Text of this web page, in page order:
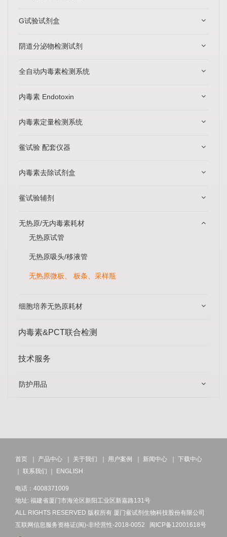
G试验试剂盒
阴道分泌物检测试剂
全自动内毒素检测系统
内毒素 Endotoxin
内毒素定量检测系统
鲎试验 配套仪器
内毒素去除试剂盒
鲎试验辅剂
无热原/无内毒素耗材
无热原试管
无热原吸头/移液管
无热原微板、 板条、采样瓶
细胞培养无热原耗材
内毒素&PCT联合检测
技术服务
防护用品
首页 ｜ 产品中心 ｜ 关于我们 ｜ 用户案例 ｜ 新闻中心 ｜ 下载中心
｜ 联系我们 ｜ ENGLISH
电话：4008371009
地址: 福建省厦门市海沧区新阳工业区新嘉路131号
ALL RIGHTS RESERVED 版权所有 厦门鲎试剂生物科技股份有限公司
互联网信息服务资格证(闽)-非经营性-2018-0052 闽ICP备12001618号